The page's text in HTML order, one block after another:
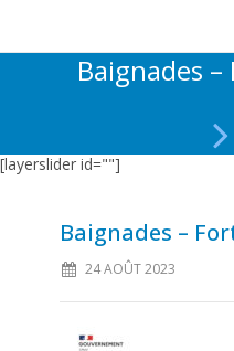
Baignades
[layerslider id=""]
Baignades –
24 AOÛT 2023